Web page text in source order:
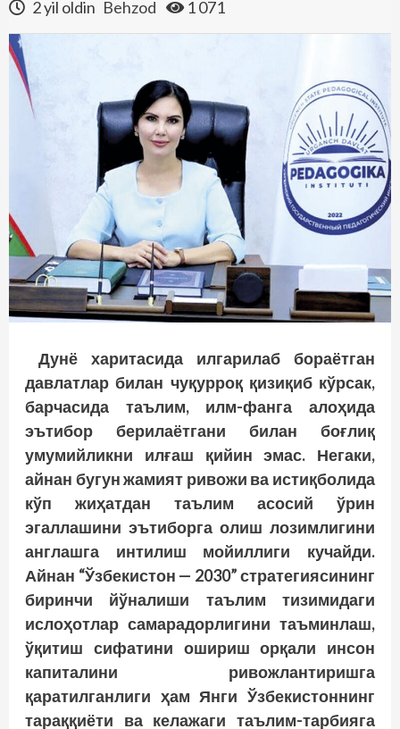
2 yil oldin Behzod 1 071
Дунё харитасида илгарилаб бораётган
давлатлар билан чуқурроқ қизиқиб кўрсак,
барчасида таълим, илм-фанга алоҳида
эътибор берилаётгани билан боғлиқ
умумийликни илғаш қийин эмас. Негаки,
айнан бугун жамият ривожи ва истиқболида
кўп жиҳатдан таълим асосий ўрин
эгаллашини эътиборга олиш лозимлигини
англашга интилиш мойиллиги кучайди.
Айнан “Ўзбекистон — 2030” стратегиясининг
биринчи йўналиши таълим тизимидаги
ислоҳотлар самарадорлигини таъминлаш,
ўқитиш сифатини ошириш орқали инсон
капиталини ривожлантиришга
қаратилганлиги ҳам Янги Ўзбекистоннинг
тараққиёти ва келажаги таълим-тарбияга